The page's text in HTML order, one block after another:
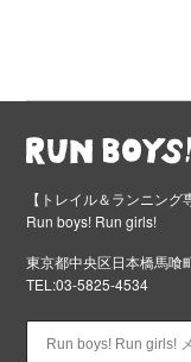
【トレイル＆ランニング
Run boys! Run girls!
東京都中央区日本橋馬
TEL:03-5825-4534